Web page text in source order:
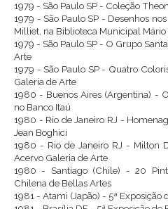
1979 - São Paulo SP - Coleção
1979 - São Paulo SP - Desenhos
Milliet, na Biblioteca Municipal
1979 - São Paulo SP - O Grupo
Arte
1979 - São Paulo SP - Quatro
Galeria de Arte
1980 - Buenos Aires (Argentina) -
no Banco Itaú
1980 - Rio de Janeiro RJ -
Jean Boghici
1980 - Rio de Janeiro RJ - Milton
Acervo Galeria de Arte
1980 - Santiago (Chile) - 20
Chilena de Bellas Artes
1981 - Atami (Japão) - 5ª Exposição